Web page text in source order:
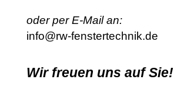
oder per E-Mail an:
info@rw-fenstertechnik.de
Wir freuen uns auf Sie!